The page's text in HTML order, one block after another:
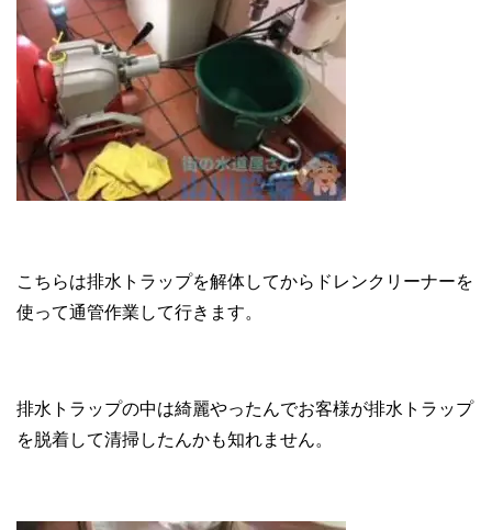
こちらは排水トラップを解体してからドレンクリーナーを
使って通管作業して行きます。
排水トラップの中は綺麗やったんでお客様が排水トラップ
を脱着して清掃したんかも知れません。